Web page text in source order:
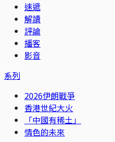
速遞
解讀
評論
播客
影音
系列
2026伊朗戰爭
香港世紀大火
「中國有稀土」
情色的未來